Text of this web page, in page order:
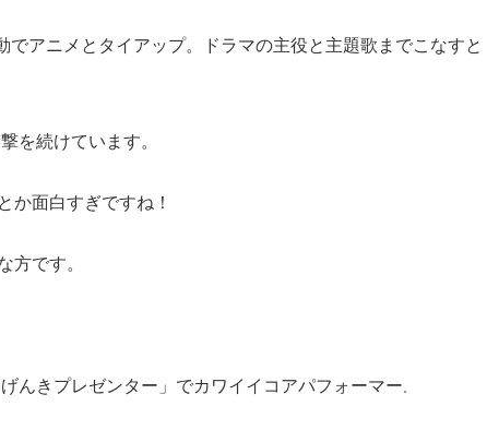
でアニメとタイアップ。ドラマの主役と主題歌までこなすと
を続けています。
か面白すぎですね！
方です。
んきプレゼンター」でカワイイコアパフォーマー